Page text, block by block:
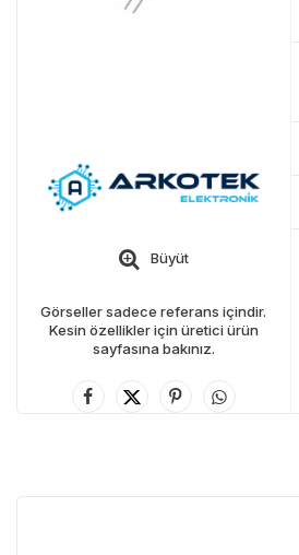
Büyüt
Görseller sadece referans içindir.
Kesin özellikler için üretici ürün
sayfasına bakınız.